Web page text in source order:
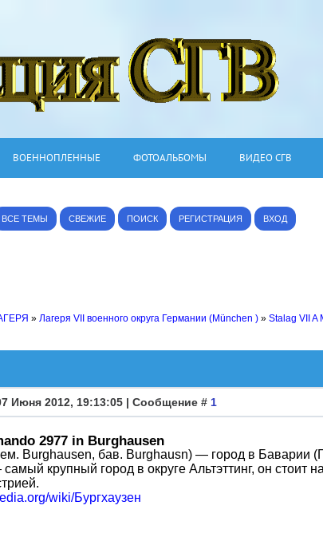
ВОЕННОПЛЕННЫЕ ФОТОАЛЬБОМЫ ВИДЕО СГВ
ВСЕ ТЕМЫ СВЕЖИЕ ПОИСК РЕГИСТРАЦИЯ ВХОД
» Лагеря VII военного округа Германии (München ) » Stalag VII A
Июня 2012, 19:13:05 | Сообщение # 1
2977 in Burghausen
Burghausen, бав. Burghausn) — город в Баварии
крупный город в округе Альтэттинг, он стоит
wiki/Бургхаузен